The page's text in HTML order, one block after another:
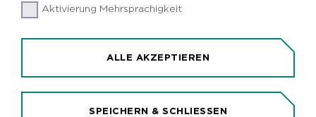
Aktivierung Mehrsprachigkeit
ALLE AKZEPTIEREN
SPEICHERN & SCHLIESSEN